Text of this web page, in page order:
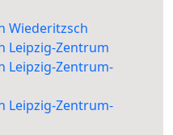
Wiederitzsch
Leipzig-Zentrum
Leipzig-Zentrum-
Leipzig-Zentrum-